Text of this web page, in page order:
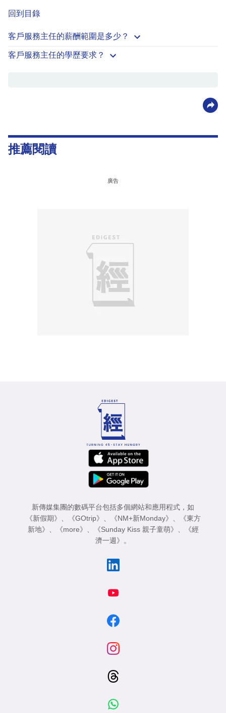
回到目錄
客戶服務主任的薪酬範圍是多少？
客戶服務主任的學歷要求？
推薦閱讀
廣告
新傳媒集團的數碼平台包括多個網站和應用程式，如
《新假期》
《GOtrip》 《NM+新Monday》
《東方
新地》
《more》 《Sunday Kiss 親子童萌》
《經
濟一週》
。